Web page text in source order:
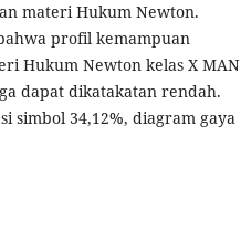
materi Hukum Newton.
profil kemampuan
Hukum Newton kelas X MAN
dapat dikatakatan rendah.
simbol 34,12%, diagram gaya